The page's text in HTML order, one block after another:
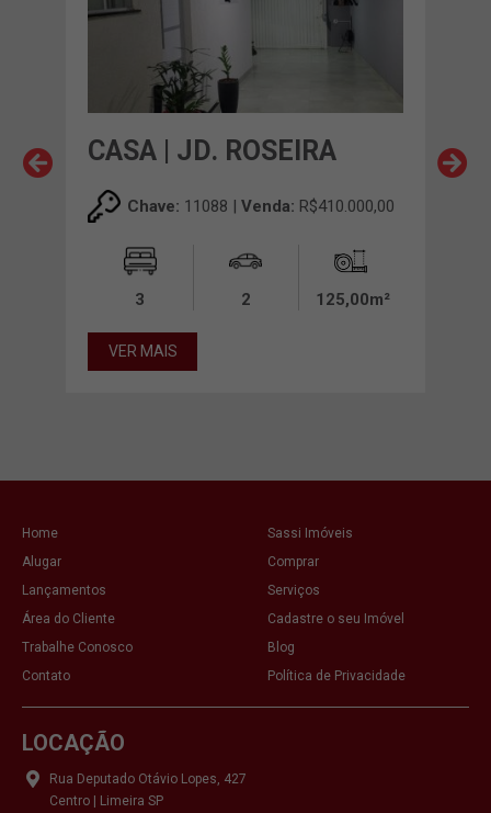
CASA | JD. ROSEIRA
Chave: 11088 | Venda: R$410.000,00
3 2 125,00m²
VER MAIS
Home
Sassi Imóveis
Alugar
Comprar
Lançamentos
Serviços
Área do Cliente
Cadastre o seu Imóvel
Trabalhe Conosco
Blog
Contato
Política de Privacidade
LOCAÇÃO
Rua Deputado Otávio Lopes, 427
Centro | Limeira SP